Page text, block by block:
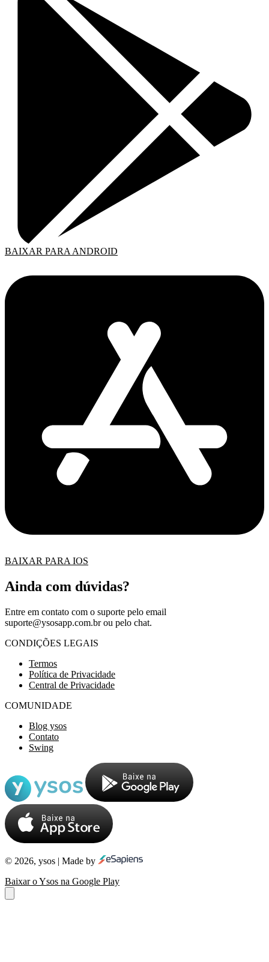
BAIXAR PARA ANDROID
BAIXAR PARA IOS
Ainda com dúvidas?
Entre em contato com o suporte pelo email
suporte@ysosapp.com.brou pelo chat.
CONDIÇÕES LEGAIS
Termos
Política de Privacidade
Central de Privacidade
COMUNIDADE
Blog ysos
Contato
Swing
© 2026, ysos | Made by
Baixar o Ysos na Google Play